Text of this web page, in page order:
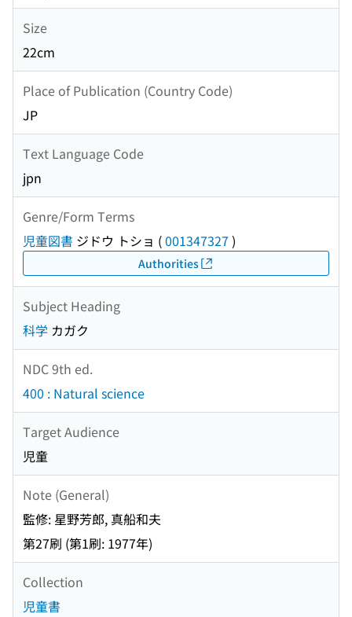
Size
22cm
Place of Publication (Country Code)
JP
Text Language Code
jpn
Genre/Form Terms
児童図書 ジドウ トショ (001347327 )
Authorities
Subject Heading
科学 カガク
NDC 9th ed.
400 : Natural science
Target Audience
児童
Note (General)
監修: 星野芳郎, 真船和夫
第27刷 (第1刷: 1977年)
Collection
児童書